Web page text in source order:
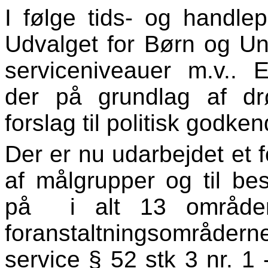
I følge tids- og
Udvalget for Børn og
serviceniveauer m.v..
der på grundlag af
forslag til politisk
Der er nu udarbejdet et
af målgrupper og til
på i alt 13
service § 52 stk 3 nr. 1